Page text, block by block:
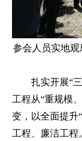
参会人员实地观
扎实开展“
工程从“重规模
变，以全面提升
工程、廉洁工程